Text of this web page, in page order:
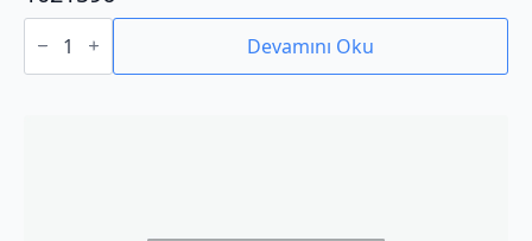
1021596
adet Devamını Oku